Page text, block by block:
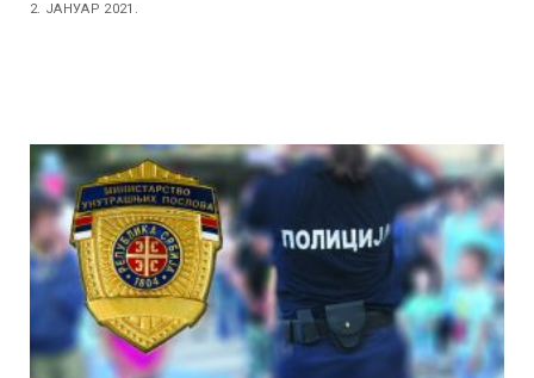
2. ЈАНУАР 2021.